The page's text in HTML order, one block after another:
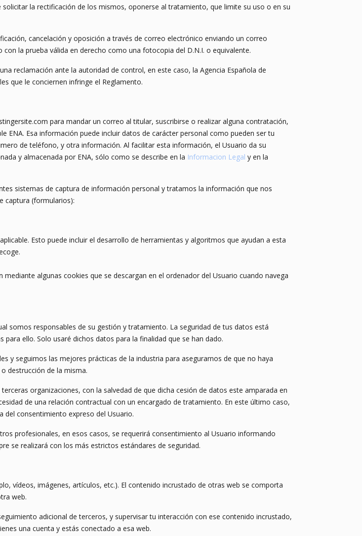
la rectificación de los mismos, oponerse al tratamiento, que limite su uso o en su
cancelación y oposición a través de correo electrónico enviando un correo
la prueba válida en derecho como una fotocopia del D.N.I. o equivalente.
reclamación ante la autoridad de control, en este caso, la Agencia Española de
que le conciernen infringe el Reglamento.
para mandar un correo al titular, suscribirse o realizar alguna contratación,
ENA. Esa información puede incluir datos de carácter personal como pueden ser tu
de teléfono, y otra información. Al facilitar esta información, el Usuario da su
y almacenada por ENA, sólo como se describe en la Informacion Legal y en la
sistemas de captura de información personal y tratamos la información que nos
captura (formularios):
Esto puede incluir el desarrollo de herramientas y algoritmos que ayudan a esta
algunas cookies que se descargan en el ordenador del Usuario cuando navega
somos responsables de su gestión y tratamiento. La seguridad de tus datos está
ello. Solo usaré dichos datos para la finalidad que se han dado.
y seguimos las mejores prácticas de la industria para asegurarnos de que no haya
destrucción de la misma.
organizaciones, con la salvedad de que dicha cesión de datos este amparada en
de una relación contractual con un encargado de tratamiento. En este último caso,
del consentimiento expreso del Usuario.
profesionales, en esos casos, se requerirá consentimiento al Usuario informando
se realizará con los más estrictos estándares de seguridad.
vídeos, imágenes, artículos, etc.). El contenido incrustado de otras web se comporta
web.
adicional de terceros, y supervisar tu interacción con ese contenido incrustado,
una cuenta y estás conectado a esa web.